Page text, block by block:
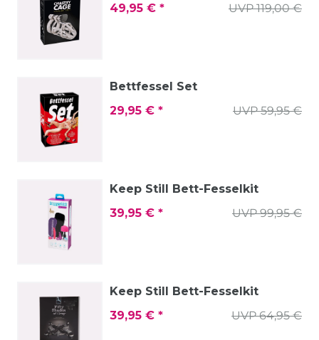
UVP 119,00 €
49,95 € *
Bettfessel Set
UVP 59,95 €
29,95 € *
Keep Still Bett-Fesselkit
UVP 99,95 €
39,95 € *
Keep Still Bett-Fesselkit
UVP 64,95 €
39,95 € *